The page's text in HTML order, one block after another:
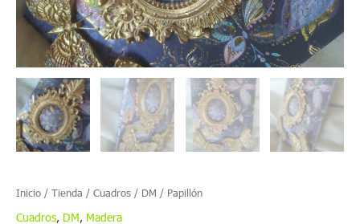
Inicio / Tienda / Cuadros / DM / Papillón
Cuadros, DM, Madera